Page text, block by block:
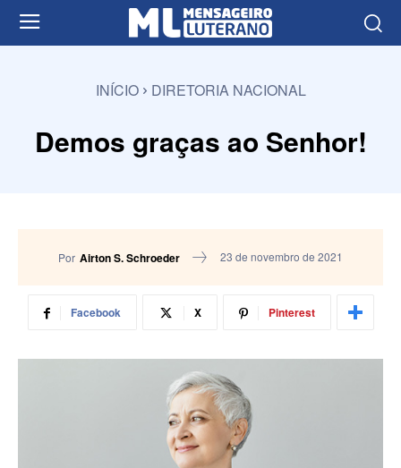
INÍCIO DIRETORIA NACIONAL
Demos graças ao Senhor!
Por Airton S. Schroeder 23 de novembro de 2021
Facebook X Pinterest